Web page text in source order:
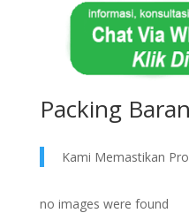
Packing
Kami Memastikan
no images were found